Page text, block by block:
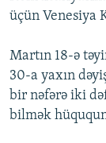
KARIKATURA
İSLAM VƏ
PEŞƏ ETIKASI VƏ
BIZIMLƏ ƏLAQƏ
XƏBƏR
RFE/RL-in
üçün Venesiya
Martın 18-ə
30-a yaxın
bir nəfərə iki
bilmək